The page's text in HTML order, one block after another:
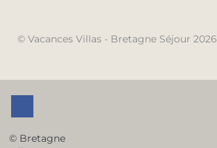
© Vacances Villas - Bretagne Séjour 2026
© Bretagne